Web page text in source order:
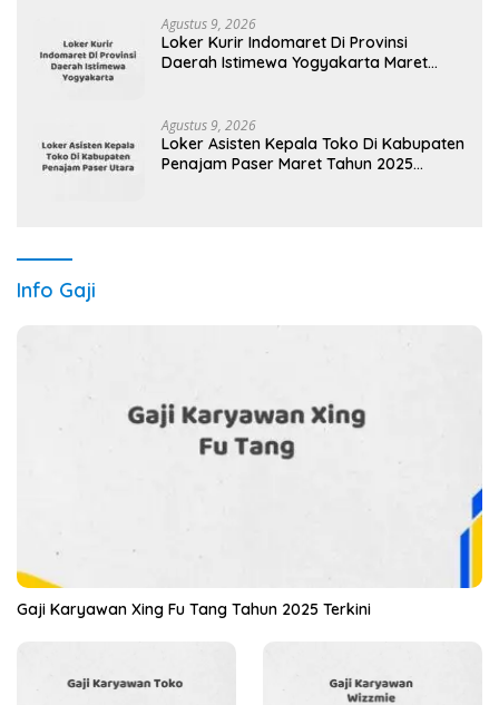
Agustus 9, 2026
Loker Kurir Indomaret Di Provinsi
Daerah Istimewa Yogyakarta Maret
Agustus 9, 2026
Loker Asisten Kepala Toko Di Kabupaten
Penajam Paser Maret Tahun 2025
Info Gaji
Gaji Karyawan Xing Fu Tang Tahun 2025 Terkini